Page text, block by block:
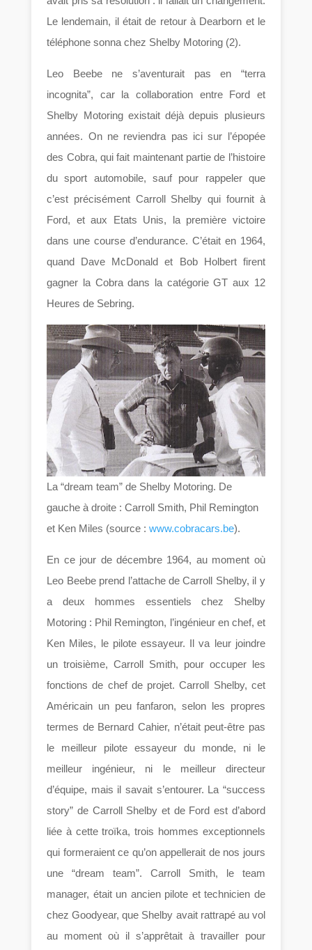
Le lendemain, il était de retour à Dearborn et le
téléphone sonna chez Shelby Motoring (2).
Leo Beebe ne s’aventurait pas en “terra
incognita”, car la collaboration entre Ford et
Shelby Motoring existait déjà depuis plusieurs
années. On ne reviendra pas ici sur l’épopée
des Cobra, qui fait maintenant partie de l’histoire
du sport automobile, sauf pour rappeler que
c’est précisément Carroll Shelby qui fournit à
Ford, et aux Etats Unis, la première victoire
dans une course d’endurance. C’était en 1964,
quand Dave McDonald et Bob Holbert firent
gagner la Cobra dans la catégorie GT aux 12
Heures de Sebring.
La “dream team” de Shelby Motoring. De
gauche à droite : Carroll Smith, Phil Remington
et Ken Miles (source :www.cobracars.be).
En ce jour de décembre 1964, au moment où
Leo Beebe prend l’attache de Carroll Shelby, il y
a deux hommes essentiels chez Shelby
Motoring : Phil Remington, l’ingénieur en chef, et
Ken Miles, le pilote essayeur. Il va leur joindre
un troisième, Carroll Smith, pour occuper les
fonctions de chef de projet. Carroll Shelby, cet
Américain un peu fanfaron, selon les propres
termes de Bernard Cahier, n’était peut-être pas
le meilleur pilote essayeur du monde, ni le
meilleur ingénieur, ni le meilleur directeur
d’équipe, mais il savait s’entourer. La “success
story” de Carroll Shelby et de Ford est d’abord
liée à cette troïka, trois hommes exceptionnels
qui formeraient ce qu’on appellerait de nos jours
une “dream team”. Carroll Smith, le team
manager, était un ancien pilote et technicien de
chez Goodyear, que Shelby avait rattrapé au vol
au moment où il s’apprêtait à travailler pour